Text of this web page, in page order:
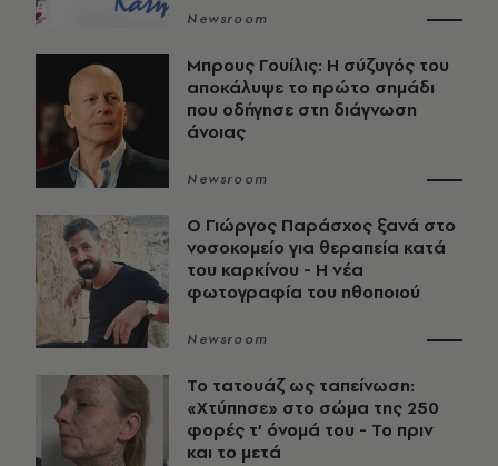
Newsroom
Μπρους Γουίλις: Η σύζυγός του
αποκάλυψε το πρώτο σημάδι
που οδήγησε στη διάγνωση
άνοιας
Newsroom
O Γιώργος Παράσχος ξανά στο
νοσοκομείο για θεραπεία κατά
του καρκίνου - Η νέα
φωτογραφία του ηθοποιού
Newsroom
Το τατουάζ ως ταπείνωση:
«Χτύπησε» στο σώμα της 250
φορές τ’ όνομά του - Το πριν
και το μετά